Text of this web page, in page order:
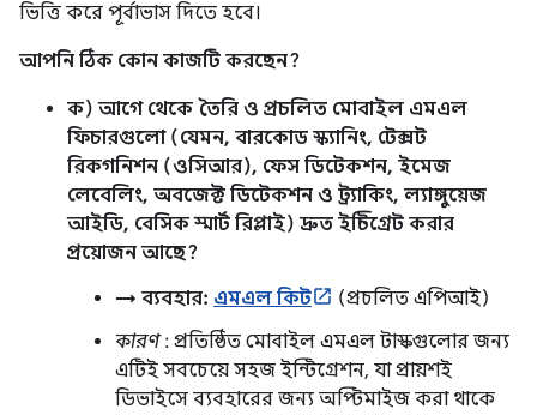
ভিত্তি করে পূর্বাভাস দিতে হবে।
আপনি ঠিক কোন কাজটি করছেন?
ক) আগে থেকে তৈরি ও প্রচলিত মোবাইল এমএল
ফিচারগুলো (যেমন, বারকোড স্ক্যানিং, টেক্সট
রিকগনিশন (ওসিআর), ফেস ডিটেকশন, ইমেজ
লেবেলিং, অবজেক্ট ডিটেকশন ও ট্র্যাকিং, ল্যাঙ্গুয়েজ
আইডি, বেসিক স্মার্ট রিপ্লাই) দ্রুত ইন্টিগ্রেট করার
প্রয়োজন আছে?
→ ব্যবহার: এমএল কিট
(প্রচলিত এপিআই)
কারণ: প্রতিষ্ঠিত মোবাইল এমএল টাস্কগুলোর জন্য
এটিই সবচেয়ে সহজ ইন্টিগ্রেশন, যা প্রায়শই
ডিভাইসে ব্যবহারের জন্য অপ্টিমাইজ করা থাকে